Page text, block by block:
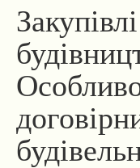
НОВИНИ
РІШЕННЯ